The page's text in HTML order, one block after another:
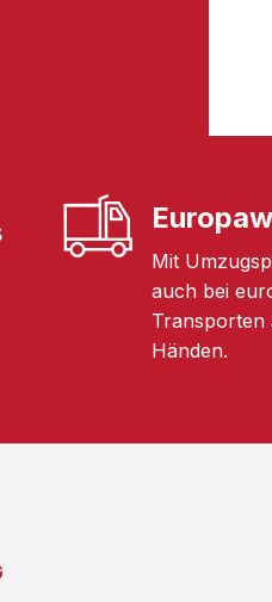
Mit
auch bei
Transporten
Händen.